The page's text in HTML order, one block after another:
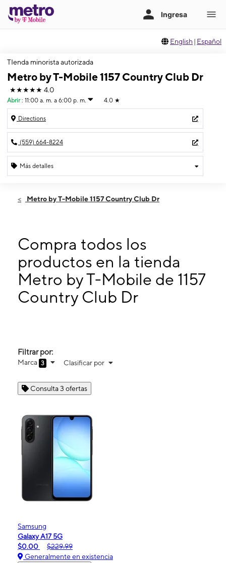
English | Español
TIenda minorista autorizada
Metro by T-Mobile 1157 Country Club Dr
★★★★★ 4.0
Abrir : 11:00 a. m. a 6:00 p. m. 4.0 ★
Directions
(559) 664-8224
Más detalles
Domingo:11:00 a. m. a 6:00 p. m.
Jueves:
10:00 a. m. a 7:00 p. m.
Viernes: 10:00 a. m. a 7:00 p. m.
Sábado:10:00 a. m. a 7:00 p. m.
1157 Country Club Dr Madera, CA 93638
Metro by T-Mobile 1157 Country Club Dr
Compra todos los
productos en la tienda
Metro by T-Mobile de 1157
Country Club Dr
Filtrar por:
Marca 3 Clasificar por
Consulta 3 ofertas
Samsung
Galaxy A17 5G
$0.00
$229.99
Generalmente en existencia